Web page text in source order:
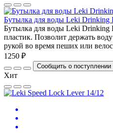
Бутылка для воды Leki Drinking
Бутылка для воды Leki Drinking
пластик. Позволит держать
рукой во время пеших или
1250 ₽
Сообщить о поступлении
Хит